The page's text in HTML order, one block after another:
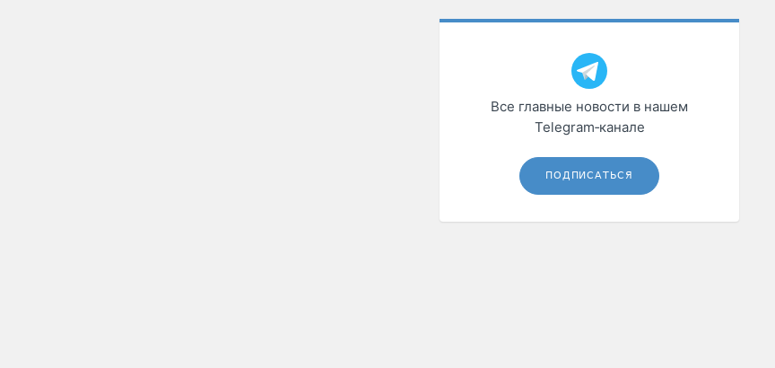
Все главные новости в нашем
Telegram‑канале
ПОДПИСАТЬСЯ